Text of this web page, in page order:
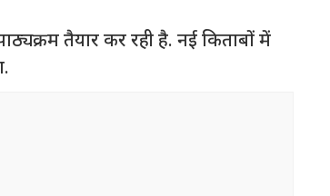
तैयार कर रही है. नई किताबों में